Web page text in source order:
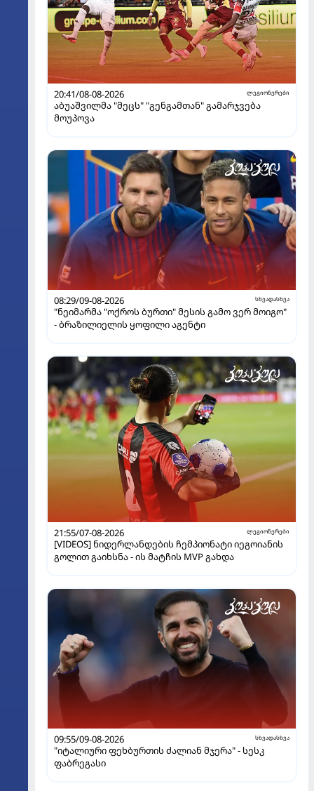
20:41/08-08-2026 ლეგიონერები
აბუაშვილმა "მეცს" "გენგამთან" გამარჯვება
მოუპოვა
08:29/09-08-2026 სხვადასხვა
"ნეიმარმა "ოქროს ბურთი" მესის გამო ვერ მოიგო"
- ბრაზილიელის ყოფილი აგენტი
21:55/07-08-2026 ლეგიონერები
[VIDEOS] ნიდერლანდების ჩემპიონატი იეგოიანის
გოლით გაიხსნა - ის მატჩის MVP გახდა
09:55/09-08-2026 სხვადასხვა
"იტალიური ფეხბურთის ძალიან მჯერა" - სესკ
ფაბრეგასი